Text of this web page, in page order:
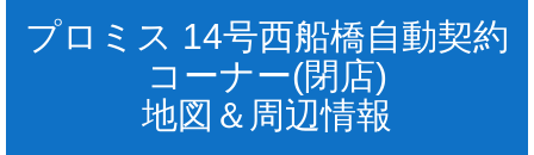
プロミス 14号西船橋自動契約
コーナー(閉店)
地図＆周辺情報